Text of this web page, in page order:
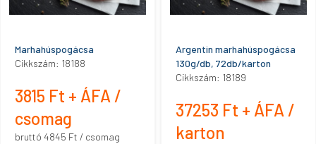
Marhahúspogácsa
Cikkszám: 18188
3815 Ft + ÁFA /
csomag
bruttó 4845 Ft / csomag
Argentin marhahúspogácsa
130g/db, 72db/karton
Cikkszám: 18189
37253 Ft + ÁFA /
karton